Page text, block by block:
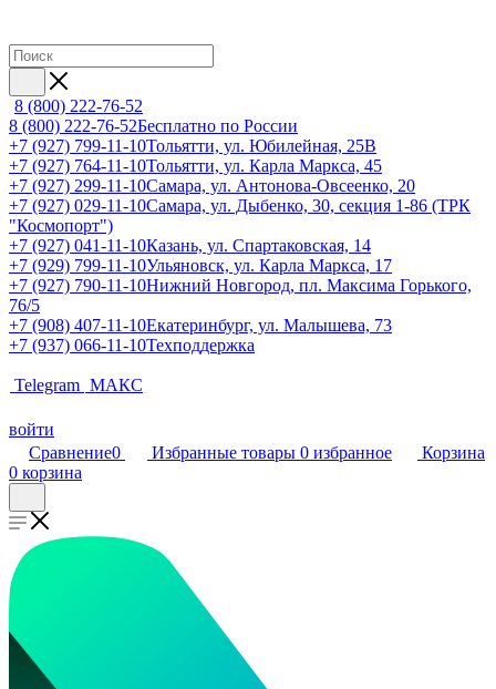
8 (800) 222-76-52
8 (800) 222-76-52Бесплатно по России
+7 (927) 799-11-10Тольятти, ул. Юбилейная, 25В
+7 (927) 764-11-10Тольятти, ул. Карла Маркса, 45
+7 (927) 299-11-10Самара, ул. Антонова-Овсеенко, 20
+7 (927) 029-11-10Самара, ул. Дыбенко, 30, секция 1-86 (ТРК
"Космопорт")
+7 (927) 041-11-10Казань, ул. Спартаковская, 14
+7 (929) 799-11-10Ульяновск, ул. Карла Маркса, 17
+7 (927) 790-11-10Нижний Новгород, пл. Максима Горького,
76/5
+7 (908) 407-11-10Екатеринбург, ул. Малышева, 73
+7 (937) 066-11-10Техподдержка
Telegram МАКС
войти
Сравнение0 Избранные товары 0 избранное
Корзина
0 корзина